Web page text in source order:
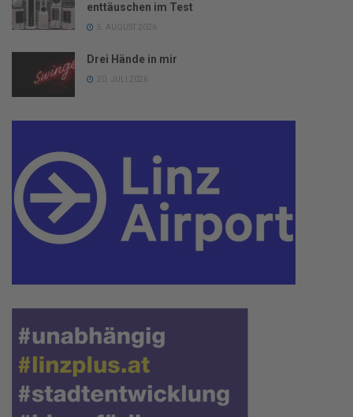
enttäuschen im Test
5. AUGUST 2026
Drei Hände in mir
20. JULI 2026